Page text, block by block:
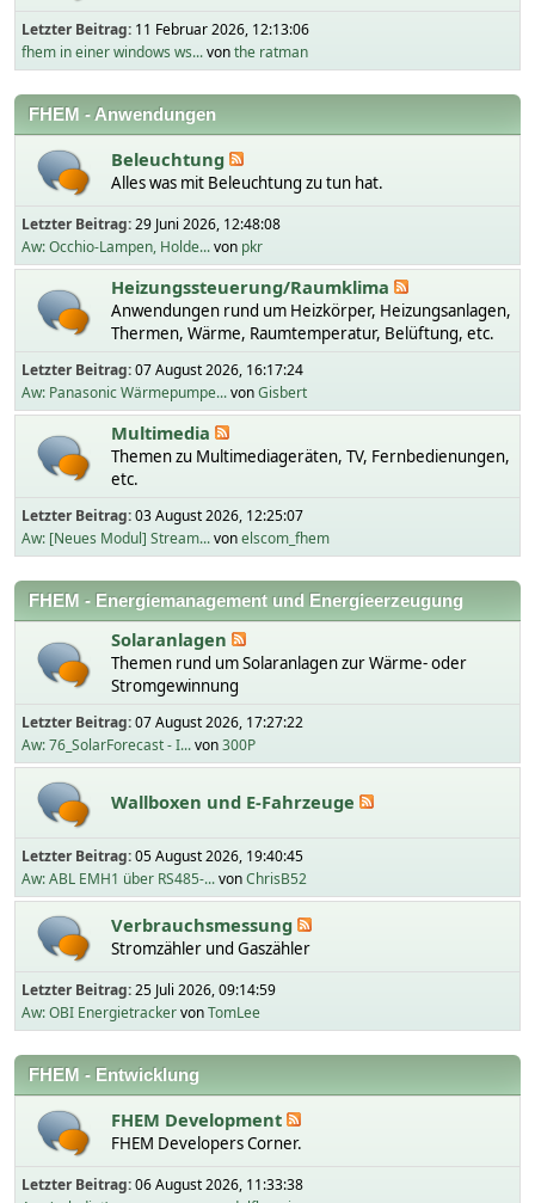
Letzter Beitrag: 11 Februar 2026, 12:13:06
fhem in einer windows ws...vonthe ratman
FHEM - Anwendungen
Beleuchtung
Alles was mit Beleuchtung zu tun hat.
Letzter Beitrag:29 Juni 2026, 12:48:08
Aw: Occhio-Lampen, Holde...von pkr
Heizungssteuerung/Raumklima
Anwendungen rund um Heizkörper, Heizungsanlagen,
Thermen, Wärme, Raumtemperatur, Belüftung, etc.
Letzter Beitrag:07 August 2026, 16:17:24
Aw: Panasonic Wärmepumpe...vonGisbert
Multimedia
Themen zu Multimediageräten, TV, Fernbedienungen,
etc.
Letzter Beitrag:03 August 2026, 12:25:07
Aw: [Neues Modul] Stream...vonelscom_fhem
FHEM - Energiemanagement und Energieerzeugung
Solaranlagen
Themen rund um Solaranlagen zur Wärme- oder
Stromgewinnung
Letzter Beitrag:07 August 2026, 17:27:22
Aw: 76_SolarForecast - I...von300P
Wallboxen und E-Fahrzeuge
Letzter Beitrag:05 August 2026, 19:40:45
Aw: ABL EMH1 über RS485-...vonChrisB52
Verbrauchsmessung
Stromzähler und Gaszähler
Letzter Beitrag:25 Juli 2026, 09:14:59
Aw: OBI EnergietrackervonTomLee
FHEM - Entwicklung
FHEM Development
FHEM Developers Corner.
Letzter Beitrag:06 August 2026, 11:33:38